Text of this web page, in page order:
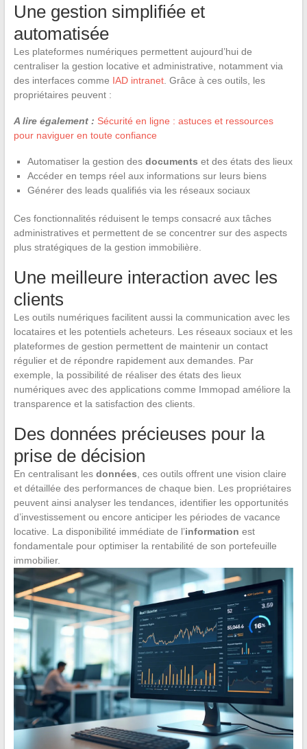
Une gestion simplifiée et
automatisée
Les plateformes numériques permettent aujourd’hui de
centraliser la gestion locative et administrative, notamment via
des interfaces comme IAD intranet. Grâce à ces outils, les
propriétaires peuvent :
A lire également : Sécurité en ligne : astuces et ressources
pour naviguer en toute confiance
Automatiser la gestion des documents et des états des lieux
Accéder en temps réel aux informations sur leurs biens
Générer des leads qualifiés via les réseaux sociaux
Ces fonctionnalités réduisent le temps consacré aux tâches
administratives et permettent de se concentrer sur des aspects
plus stratégiques de la gestion immobilière.
Une meilleure interaction avec les
clients
Les outils numériques facilitent aussi la communication avec les
locataires et les potentiels acheteurs. Les réseaux sociaux et les
plateformes de gestion permettent de maintenir un contact
régulier et de répondre rapidement aux demandes. Par
exemple, la possibilité de réaliser des états des lieux
numériques avec des applications comme Immopad améliore la
transparence et la satisfaction des clients.
Des données précieuses pour la
prise de décision
En centralisant les données , ces outils offrent une vision claire
et détaillée des performances de chaque bien. Les propriétaires
peuvent ainsi analyser les tendances, identifier les opportunités
d’investissement ou encore anticiper les périodes de vacance
locative. La disponibilité immédiate de l’information est
fondamentale pour optimiser la rentabilité de son portefeuille
immobilier.